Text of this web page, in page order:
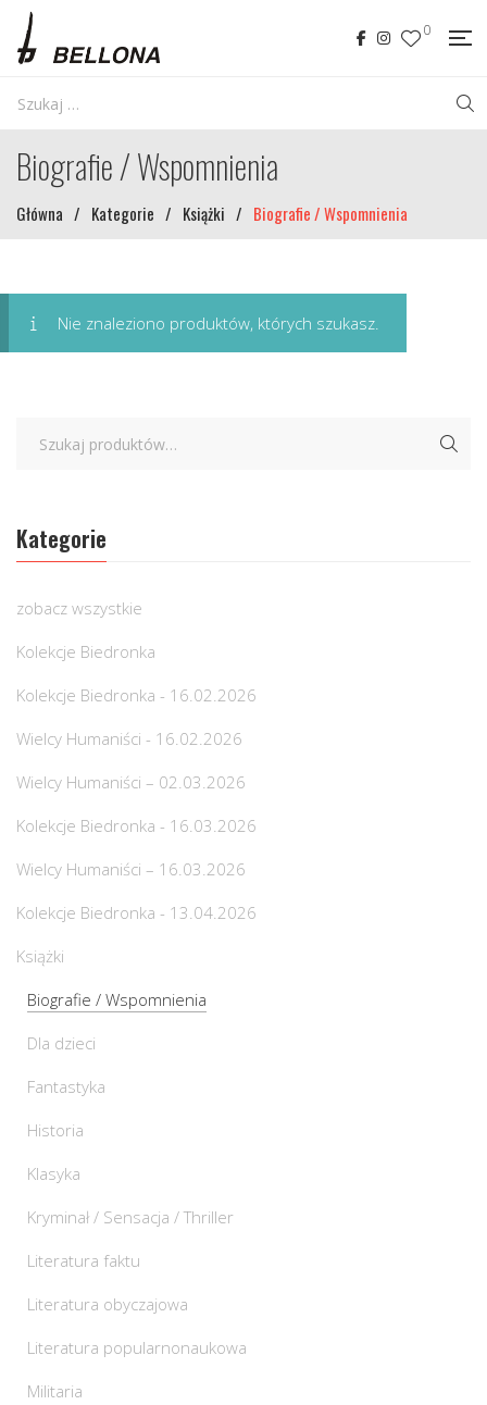
0
Biografie / Wspomnienia
Główna / Kategorie / Książki / Biografie / Wspomnienia
Nie znaleziono produktów, których szukasz.
Kategorie
zobacz wszystkie
Kolekcje Biedronka
Kolekcje Biedronka - 16.02.2026
Wielcy Humaniści - 16.02.2026
Wielcy Humaniści – 02.03.2026
Kolekcje Biedronka - 16.03.2026
Wielcy Humaniści – 16.03.2026
Kolekcje Biedronka - 13.04.2026
Książki
Biografie / Wspomnienia
Dla dzieci
Fantastyka
Historia
Klasyka
Kryminał / Sensacja / Thriller
Literatura faktu
Literatura obyczajowa
Literatura popularnonaukowa
Militaria